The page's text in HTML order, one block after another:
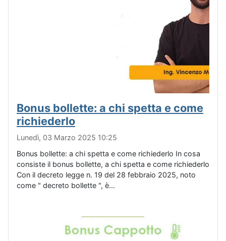
Bonus bollette: a chi spetta e come
richiederlo
Lunedì, 03 Marzo 2025 10:25
Bonus bollette: a chi spetta e come richiederlo In cosa
consiste il bonus bollette, a chi spetta e come richiederlo
Con il decreto legge n. 19 del 28 febbraio 2025, noto
come " decreto bollette ", è...